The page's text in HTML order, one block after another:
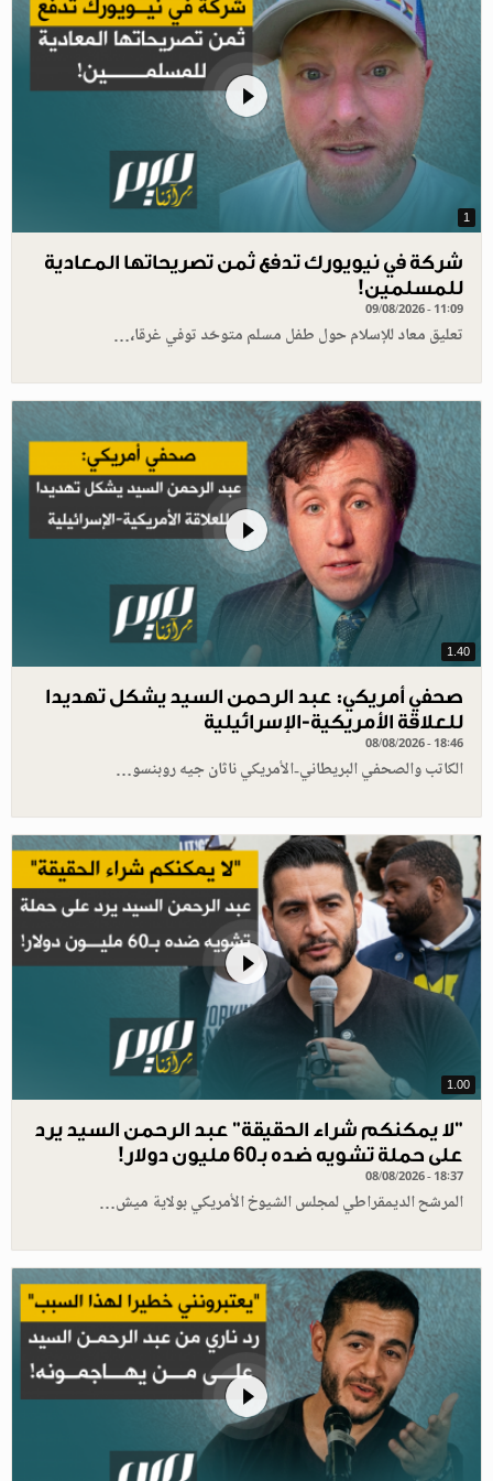
1
شركة في نيويورك تدفع ثمن تصريحاتها المعادية
للمسلمين!
09/08/2026 - 11:09
تعليق معاد للإسلام حول طفل مسلم متوحّد توفي غرقا،…
1.40
صحفي أمريكي: عبد الرحمن السيد يشكل تهديدا
للعلاقة الأمريكية-الإسرائيلية
08/08/2026 - 18:46
الكاتب والصحفي البريطاني-الأمريكي ناثان جيه روبنسو…
1.00
"لا يمكنكم شراء الحقيقة" عبد الرحمن السيد يرد
على حملة تشويه ضده بـ60 مليون دولار!
08/08/2026 - 18:37
المرشح الديمقراطي لمجلس الشيوخ الأمريكي بولاية ميش…